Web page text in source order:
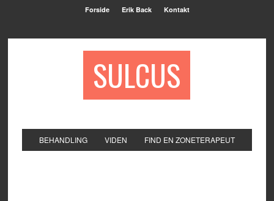
Forside Erik Back Kontakt
SULCUS
BEHANDLING VIDEN FIND EN ZONETERAPEUT